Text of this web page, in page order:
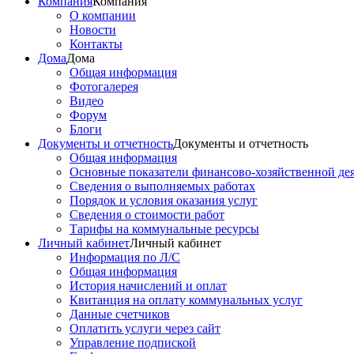
О компании
Новости
Контакты
ДомаДома
Общая информация
Фотогалерея
Видео
Форум
Блоги
Документы и отчетностьДокументы и отчетность
Общая информация
Основные показатели финансово-хозяйственной
Сведения о выполняемых работах
Порядок и условия оказания услуг
Сведения о стоимости работ
Тарифы на коммунальные ресурсы
Личный кабинетЛичный кабинет
Информация по Л/С
Общая информация
История начислений и оплат
Квитанция на оплату коммунальных услуг
Данные счетчиков
Оплатить услуги через сайт
Управление подпиской